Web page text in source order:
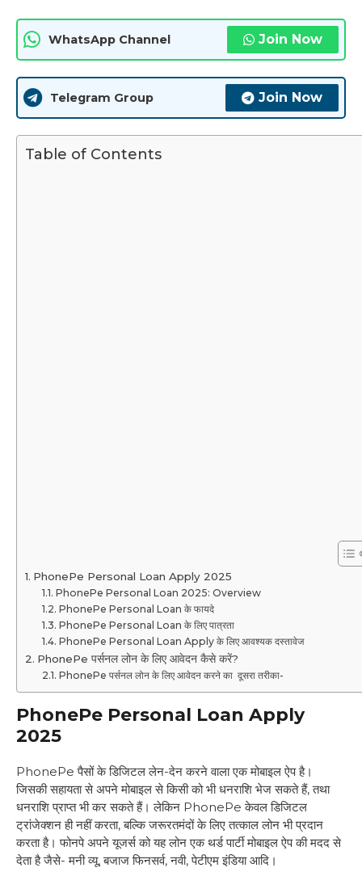
WhatsApp Channel Join Now
Telegram Group Join Now
Table of Contents
PhonePe Personal Loan Apply 2025
PhonePe Personal Loan 2025: Overview
PhonePe Personal Loan के फायदे
PhonePe Personal Loan के लिए पात्रता
PhonePe Personal Loan Apply के लिए आवश्यक दस्तावेज
PhonePe पर्सनल लोन के लिए आवेदन कैसे करें?
PhonePe पर्सनल लोन के लिए आवेदन करने का दूसरा तरीका-
PhonePe Personal Loan Apply
2025
PhonePe पैसों के डिजिटल लेन-देन करने वाला एक मोबाइल ऐप है।
जिसकी सहायता से अपने मोबाइल से किसी को भी धनराशि भेज सकते हैं, तथा
धनराशि प्राप्त भी कर सकते हैं। लेकिन PhonePe केवल डिजिटल
ट्रांजेक्शन ही नहीं करता, बल्कि जरूरतमंदों के लिए तत्काल लोन भी प्रदान
करता है। फोनपे अपने यूजर्स को यह लोन एक थर्ड पार्टी मोबाइल ऐप की मदद से
देता है जैसे- मनी व्यू, बजाज फिनसर्व, नवी, पेटीएम इंडिया आदि।